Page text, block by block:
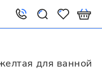
для ванной